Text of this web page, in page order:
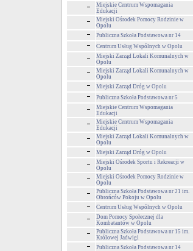
Miejskie Centrum Wspomagania
Edukacji
Miejski Ośrodek Pomocy Rodzinie w
Opolu
Publiczna Szkoła Podstawowa nr 14
Centrum Usług Wspólnych w Opolu
Miejski Zarząd Lokali Komunalnych w
Opolu
Miejski Zarząd Lokali Komunalnych w
Opolu
Miejski Zarząd Dróg w Opolu
Publiczna Szkoła Podstawowa nr 5
Miejskie Centrum Wspomagania
Edukacji
Miejskie Centrum Wspomagania
Edukacji
Miejski Zarząd Lokali Komunalnych w
Opolu
Miejski Zarząd Dróg w Opolu
Miejski Ośrodek Sportu i Rekreacji w
Opolu
Miejski Ośrodek Pomocy Rodzinie w
Opolu
Publiczna Szkoła Podstawowa nr 21 im.
Obrońców Pokoju w Opolu
Centrum Usług Wspólnych w Opolu
Dom Pomocy Społecznej dla
Kombatantów w Opolu
Publiczna Szkoła Podstawowa nr 15 im.
Królowej Jadwigi
Publiczna Szkoła Podstawowa nr 14